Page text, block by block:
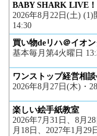
BABY SHARK LIVE
2026年8月22日(土) (1)
14:30
買い物deリハ＠イオ
基本毎月第4火曜日
ワンストップ経営相
2026年8月27日(木)・
楽しい絵手紙教室
2026年7月31日、8月
月18日、2027年1月